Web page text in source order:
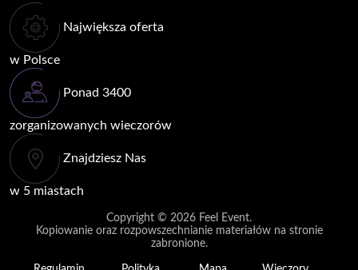
Największa oferta
w Polsce
Ponad 3400
zorganizowanych wieczorów
Znajdziesz Nas
w 5 miastach
Copyright © 2026 Feel Event.
Kopiowanie oraz rozpowszechnianie materiałów na stronie
zabronione.